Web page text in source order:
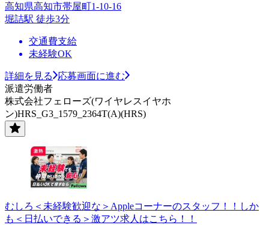
高知県高知市帯屋町1-10-16
堀詰駅 徒歩3分
交通費支給
未経験OK
詳細を見る
応募画面に進む
派遣労働者
株式会社フェローズ(ワイヤレスイヤホ
ン)HRS_G3_1579_2364T(A)(HRS)
むしろ＜未経験歓迎な＞Appleコーナーのスタッフ！！しか
も＜日払いできる＞激アツ求人はこちら！！